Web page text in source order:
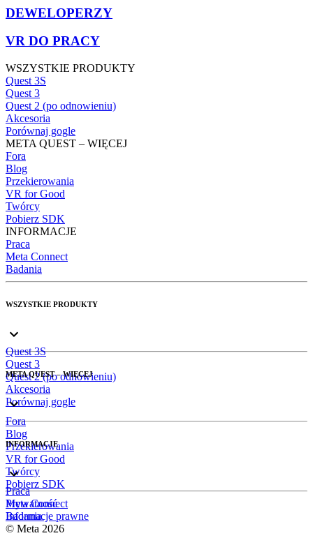
DEWELOPERZY
VR DO PRACY
WSZYSTKIE PRODUKTY
Quest 3S
Quest 3
Quest 2 (po odnowieniu)
Akcesoria
Porównaj gogle
META QUEST – WIĘCEJ
Fora
Blog
Przekierowania
VR for Good
Twórcy
Pobierz SDK
INFORMACJE
Praca
Meta Connect
Badania
WSZYSTKIE PRODUKTY
Quest 3S
Quest 3
Quest 2 (po odnowieniu)
Akcesoria
Porównaj gogle
META QUEST – WIĘCEJ
Fora
Blog
Przekierowania
VR for Good
Twórcy
Pobierz SDK
INFORMACJE
Praca
Meta Connect
Badania
Prywatność
Informacje prawne
© Meta 2026